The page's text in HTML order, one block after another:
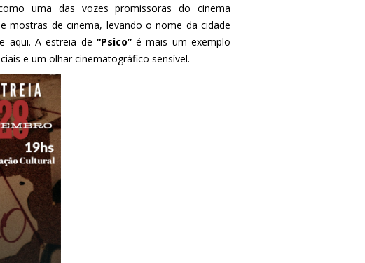
uma das vozes promissoras do cinema
mostras de cinema, levando o nome da cidade
aqui. A estreia de “Psico”é mais um exemplo
e um olhar cinematográfico sensível.